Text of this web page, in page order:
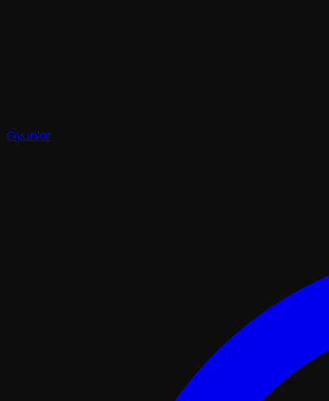
Oyunlar